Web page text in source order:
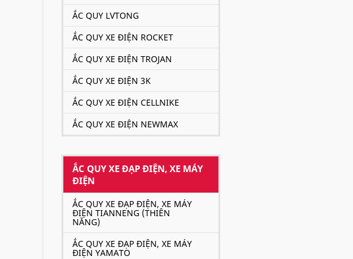
ẮC QUY LVTONG
ẮC QUY XE ĐIỆN ROCKET
ẮC QUY XE ĐIỆN TROJAN
ẮC QUY XE ĐIỆN 3K
ẮC QUY XE ĐIỆN CELLNIKE
ẮC QUY XE ĐIỆN NEWMAX
ẮC QUY XE ĐẠP ĐIỆN, XE MÁY
ĐIỆN
ẮC QUY XE ĐẠP ĐIỆN, XE MÁY
ĐIỆN TIANNENG (THIÊN
NĂNG)
ẮC QUY XE ĐẠP ĐIỆN, XE MÁY
ĐIỆN YAMATO